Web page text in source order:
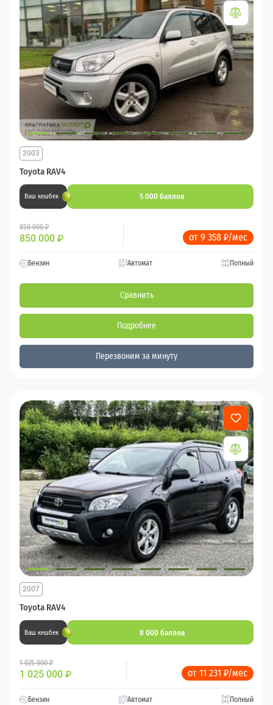
Toyota RAV4
2003
Ваш кешбек 5 000 баллов
850 000 ₽
850 000 ₽ от 9 358 ₽/мес
Бензин Автомат Полный
Сравнить
Подробнее
Перезвоним за минуту
Toyota RAV4
2007
Ваш кешбек 8 000 баллов
1 025 000 ₽
1 025 000 ₽ от 11 231 ₽/мес
Бензин Автомат Полный